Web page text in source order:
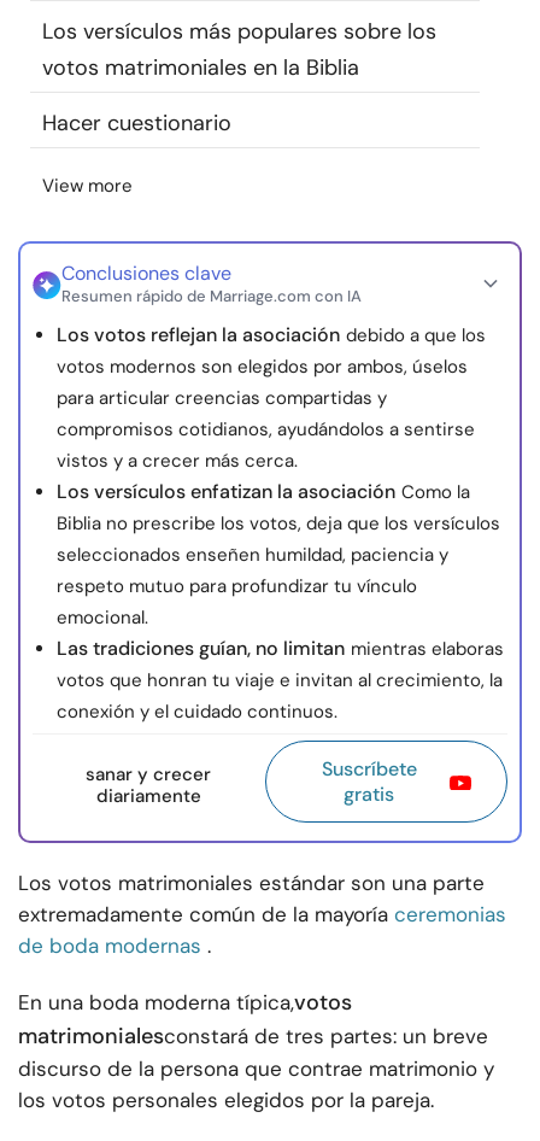
Idioma
Sobre nosotros Contáctanos
Los versículos más populares sobre los
votos matrimoniales en la Biblia
Hacer cuestionario
View more
Conclusiones clave
Resumen rápido de Marriage.com con IA
Los votos reflejan la asociación debido a que los
votos modernos son elegidos por ambos, úselos
para articular creencias compartidas y
compromisos cotidianos, ayudándolos a sentirse
vistos y a crecer más cerca.
Los versículos enfatizan la asociación Como la
Biblia no prescribe los votos, deja que los versículos
seleccionados enseñen humildad, paciencia y
respeto mutuo para profundizar tu vínculo
emocional.
Las tradiciones guían, no limitan mientras elaboras
votos que honran tu viaje e invitan al crecimiento, la
conexión y el cuidado continuos.
sanar y crecer
diariamente
Suscríbete
gratis
Los votos matrimoniales estándar son una parte
extremadamente común de la mayoría ceremonias
de boda modernas .
En una boda moderna típica,votos
matrimonialesconstará de tres partes: un breve
discurso de la persona que contrae matrimonio y
los votos personales elegidos por la pareja.